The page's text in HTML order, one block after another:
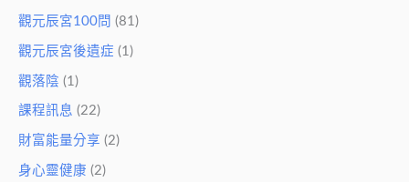
觀元辰宮100問 (81)
觀元辰宮後遺症 (1)
觀落陰 (1)
課程訊息 (22)
財富能量分享 (2)
身心靈健康 (2)